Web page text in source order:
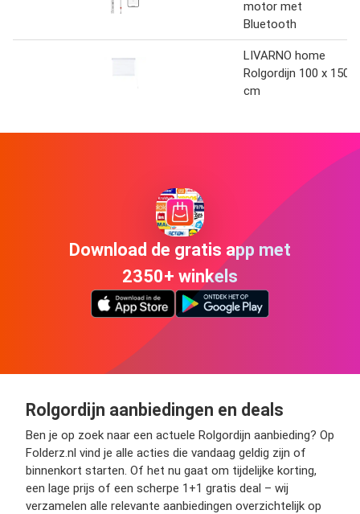
motor met
Bluetooth
LIVARNO home
Rolgordijn 100 x 150
cm
Download de gratis app met
2350+ winkels
Rolgordijn aanbiedingen en deals
Ben je op zoek naar een actuele Rolgordijn aanbieding? Op
Folderz.nl vind je alle acties die vandaag geldig zijn of
binnenkort starten. Of het nu gaat om tijdelijke korting,
een lage prijs of een scherpe 1+1 gratis deal – wij
verzamelen alle relevante aanbiedingen overzichtelijk op